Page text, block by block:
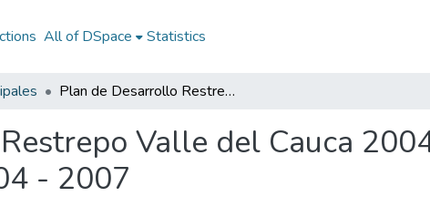
All of DSpace Statistics
Plan de Desarrollo Restrepo Valle del Cauca 2004 - 2007: PD Restrepo Valle del Cauca 2004 - 2007
Valle del Cauca
- 2007